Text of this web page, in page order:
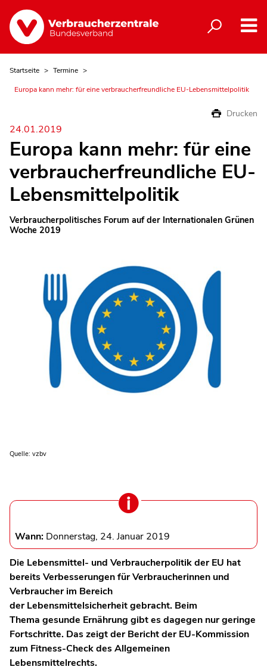
Startseite
Termine
Europa kann mehr: für eine verbraucherfreundliche EU-Lebensmittelpolitik
Drucken
24.01.2019
Europa kann mehr: für eine
verbraucherfreundliche EU-
Lebensmittelpolitik
Verbraucherpolitisches Forum auf der Internationalen Grünen
Woche 2019
Quelle: vzbv
Wann: Donnerstag, 24. Januar 2019
Die Lebensmittel- und Verbraucherpolitik der EU hat
bereits Verbesserungen für Verbraucherinnen und
Verbraucher im Bereich
der Lebensmittelsicherheit gebracht. Beim
Thema gesunde Ernährung gibt es dagegen nur geringe
Fortschritte. Das zeigt der Bericht der EU-Kommission
zum Fitness-Check des Allgemeinen
Lebensmittelrechts.